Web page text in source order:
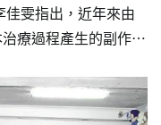
雯指出，近年來由
療過程產生的副作用
慢性疾病」。 李佳
進步而走向慢性化，